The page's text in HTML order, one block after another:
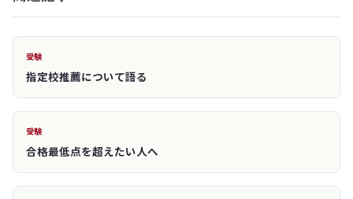
受験
指定校推薦について語る
受験
合格最低点を超えたい人へ